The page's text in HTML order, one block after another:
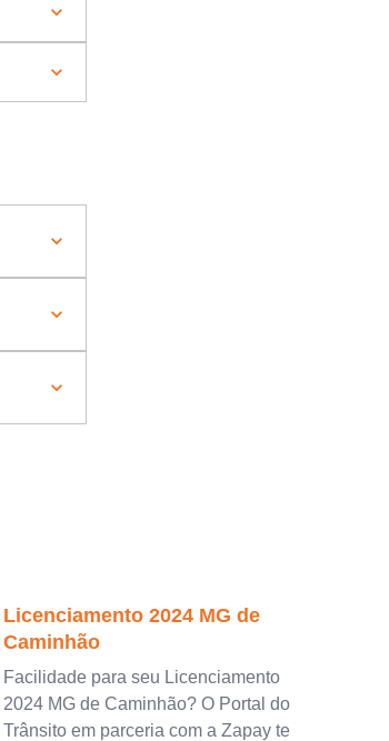
Licenciamento 2024 MG de
Caminhão
Facilidade para seu Licenciamento
2024 MG de Caminhão? O Portal do
Trânsito em parceria com a Zapay te